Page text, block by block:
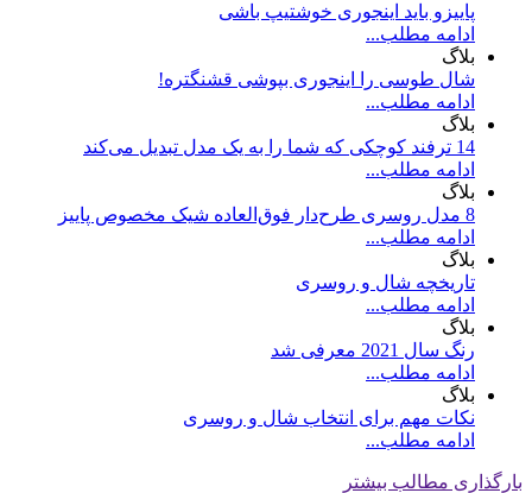
پاییزو باید اینجوری خوشتیپ باشی
ادامه مطلب...
بلاگ
شال طوسی را اینجوری بپوشی قشنگتره!
ادامه مطلب...
بلاگ
14 ترفند کوچکی که شما را به یک مدل تبدیل می‌کند
ادامه مطلب...
بلاگ
8 مدل روسری طرح‌دار فوق‌العاده شیک مخصوص پاییز
ادامه مطلب...
بلاگ
تاریخچه شال و روسری
ادامه مطلب...
بلاگ
رنگ سال 2021 معرفی شد
ادامه مطلب...
بلاگ
نکات مهم برای انتخاب شال و روسری
ادامه مطلب...
بارگذاری مطالب بیشتر